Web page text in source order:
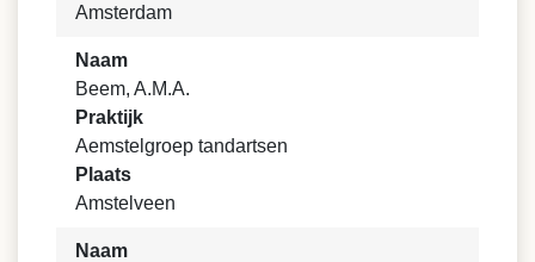
Amsterdam
Naam
Beem, A.M.A.
Praktijk
Aemstelgroep tandartsen
Plaats
Amstelveen
Naam